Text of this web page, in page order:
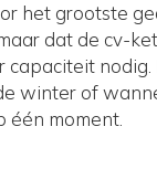
het grootste
dat de cv-
capaciteit
winter of
één moment.